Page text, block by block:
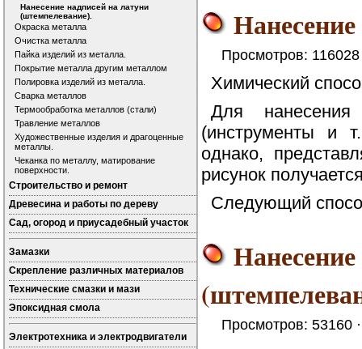
Нанесение надписей на латуни
(штемпелевание).
Окраска металла
Очистка металла
Пайка изделий из металла.
Покрытие металла другим металлом
Полировка изделий из металла.
Сварка металлов
Термообработка металлов (стали)
Травление металлов
Художественные изделия и драгоценные
металлы.
Чеканка по металлу, матирование
поверхности.
Строительство и ремонт
Древесина и работы по дереву
Сад, огород и приусадебный участок
Замазки
Скрепление различных материалов
Технические смазки и мази
Эпоксидная смола
Электротехника и электродвигатели
Просмотров:
Химический
Для
(инструменты и
однако,
рисунок
Следующий
Просмотров: 53160